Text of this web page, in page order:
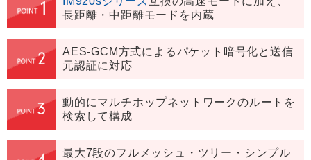
長距離・中距離モードを内蔵
AES-GCM方式によるパケット暗号化と送信
元認証に対応
動的にマルチホップネットワークのルートを
検索して構成
最大7段のフルメッシュ・ツリー・シンプル